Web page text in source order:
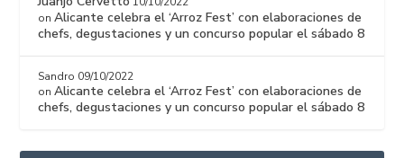
onAlicante celebra el ‘Arroz Fest’ con elaboraciones de
chefs, degustaciones y un concurso popular el sábado 8
Sandro 09/10/2022
onAlicante celebra el ‘Arroz Fest’ con elaboraciones de
chefs, degustaciones y un concurso popular el sábado 8